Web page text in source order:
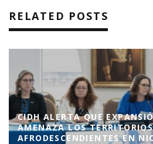
RELATED POSTS
CIDH ALERTA QUE
AMENAZA LOS
AFRODESCENDIENTES EN